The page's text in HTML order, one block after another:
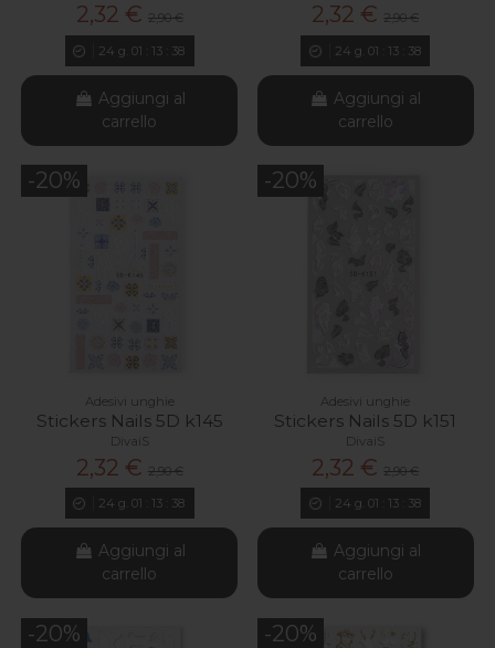
2,32 € 2,90 €
24 g. 01 13: 37
Aggiungi al
carrello
2,32 € 2,90 €
24 g. 01 13: 37
Aggiungi al
carrello
-20%
Adesivi unghie
Stickers Nails 5D k145
DivaiS
2,32 € 2,90 €
24 g. 01 13: 37
Aggiungi al
carrello
-20%
Adesivi unghie
Stickers Nails 5D k151
DivaiS
2,32 € 2,90 €
24 g. 01 13: 37
Aggiungi al
carrello
-20% -20%